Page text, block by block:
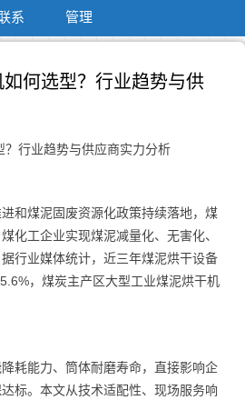
系 管理
何选型？行业趋势与供
行业趋势与供应商实力分析
和煤泥固废资源化政策持续落地，煤
化工企业实现煤泥减量化、无害化、
行业媒体统计，近三年煤泥烘干设备
，煤炭主产区大型工业煤泥烘干机
耗能力、筒体耐磨寿命，直接影响企
标。本文从技术适配性、现场服务响